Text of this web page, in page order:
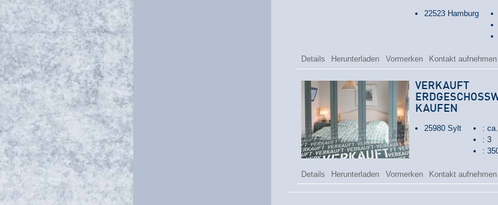
22523 Hamburg
Details Herunterladen Vormerken Kontakt aufnehmen
KAUFEN
25980 Sylt
:
: 3
:
Details Herunterladen Vormerken Kontakt aufnehmen